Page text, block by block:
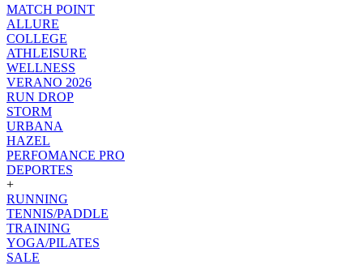
MATCH POINT
ALLURE
COLLEGE
ATHLEISURE
WELLNESS
VERANO 2026
RUN DROP
STORM
URBANA
HAZEL
PERFOMANCE PRO
DEPORTES
+
RUNNING
TENNIS/PADDLE
TRAINING
YOGA/PILATES
SALE